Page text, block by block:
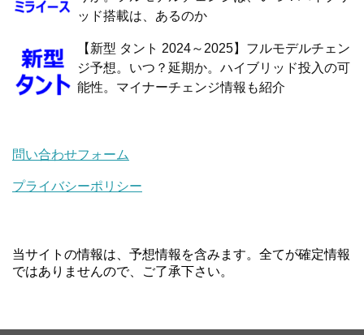
ッド搭載は、あるのか
【新型 タント 2024～2025】フルモデルチェン
ジ予想。いつ？延期か。ハイブリッド投入の可
能性。マイナーチェンジ情報も紹介
問い合わせフォーム
プライバシーポリシー
当サイトの情報は、予想情報を含みます。全てが確定情報
ではありませんので、ご了承下さい。